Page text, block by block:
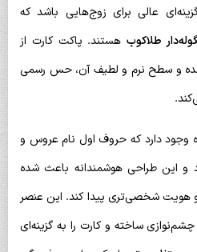
عالی برای زوج‌هایی باشد که
طلاکوبهستند. پاکت کارت از
و سطح نرم و لطیف آن، حس رسمی
دارد که حروف اول نام عروس و
و این طراحی هوشمندانه باعث شده
هویت شخصی‌تری پیدا کند. این عنصر
ساخته و کارت را به گزینه‌ای